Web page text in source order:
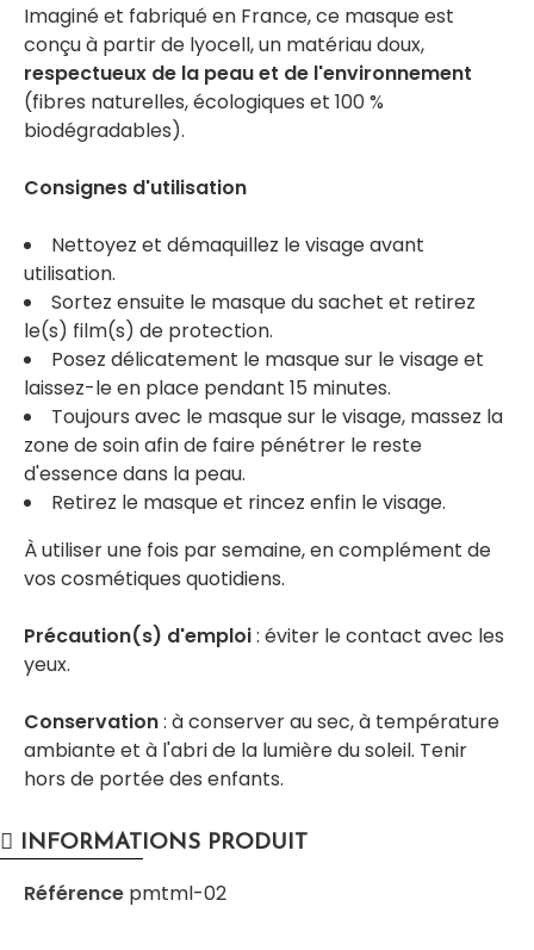
Imaginé et fabriqué en France, ce masque est
conçu à partir de lyocell, un matériau doux,
respectueux de la peau et de l'environnement
(fibres naturelles, écologiques et 100 %
biodégradables).
Consignes d'utilisation
Nettoyez et démaquillez le visage avant
utilisation.
Sortez ensuite le masque du sachet et retirez
le(s) film(s) de protection.
Posez délicatement le masque sur le visage et
laissez-le en place pendant 15 minutes.
Toujours avec le masque sur le visage, massez la
zone de soin afin de faire pénétrer le reste
d'essence dans la peau.
Retirez le masque et rincez enfin le visage.
À utiliser une fois par semaine, en complément de
vos cosmétiques quotidiens.
Précaution(s) d'emploi: éviter le contact avec les
yeux.
Conservation: à conserver au sec, à température
ambiante et à l'abri de la lumière du soleil. Tenir
hors de portée des enfants.
INFORMATIONS PRODUIT
Référence pmtml-02